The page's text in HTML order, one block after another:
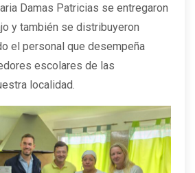
Damas Patricias se entregaron
y también se distribuyeron
el personal que desempeña
escolares de las
localidad.